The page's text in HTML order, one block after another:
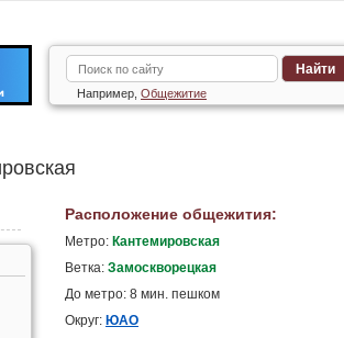
Найти
Например, Общежитие
Расположение общежития:
Метро: Кантемировская
Ветка: Замоскворецкая
До метро: 8 мин. пешком
Округ: ЮАО